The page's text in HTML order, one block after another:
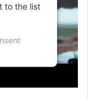
to the list